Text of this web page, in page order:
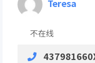
Teresa
不在线